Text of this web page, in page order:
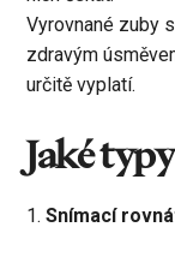
Vyrovnané zuby
zdravým
určitě vyplatí.
Jaké
1.Snímací